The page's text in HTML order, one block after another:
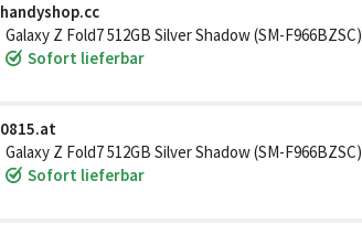
handyshop.cc
Galaxy Z Fold7 512GB Silver Shadow (SM-F966BZSC)
Sofort lieferbar
0815.at
Galaxy Z Fold7 512GB Silver Shadow (SM-F966BZSC)
Sofort lieferbar